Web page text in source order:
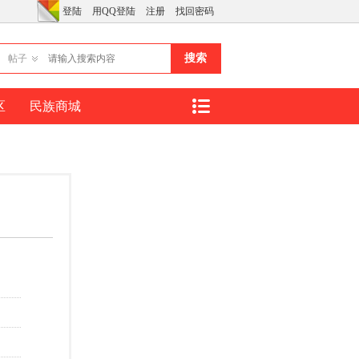
登陆 用QQ登陆 注册 找回密码
帖子 搜索
民族商城